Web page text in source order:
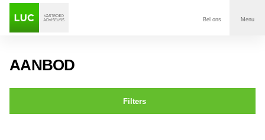
Bel ons Menu
AANBOD
Filters